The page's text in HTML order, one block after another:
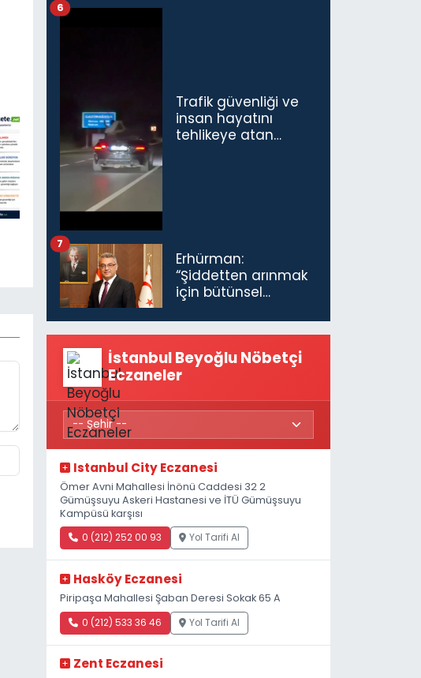
Trafik güvenliği ve
insan hayatını
tehlikeye atan
6
Erhürman:
“Şiddetten arınmak
için bütünsel
konuşmamız
7
İstanbul Beyoğlu Nöbetçi
Eczaneler
Istanbul City Eczanesi
Ömer Avni Mahallesi İnönü Caddesi 32 2
Gümüşsuyu Askeri Hastanesi ve İTÜ Gümüşsuyu
Kampüsü karşısı
0 (212) 252 00 93 Yol Tarifi Al
Hasköy Eczanesi
Piripaşa Mahallesi Şaban Deresi Sokak 65 A
0 (212) 533 36 46 Yol Tarifi Al
Zent Eczanesi